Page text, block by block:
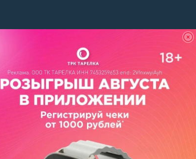
найти там поддержку и покой.
становятся одержимыми демонами.
заканчиваются даже со смертью.
Бернар,
Сэм
109 мин., Новая Зеландия,
США, Канада